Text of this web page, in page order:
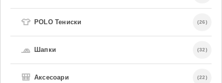
👕 POLO Тениски (26)
🧢 Шапки (32)
🎒 Аксесоари (22)